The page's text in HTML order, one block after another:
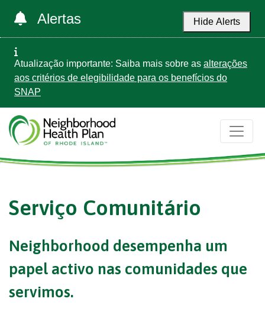
Alertas Hide Alerts
Atualização importante: Saiba mais sobre as alterações
aos critérios de elegibilidade para os benefícios do
SNAP
Serviço Comunitário
Neighborhood desempenha um
papel activo nas comunidades que
servimos.